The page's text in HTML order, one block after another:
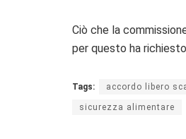
Ciò che la
per questo ha
Tags: accordo libero
sicurezza alimentare